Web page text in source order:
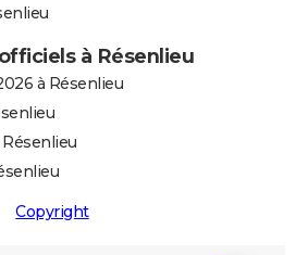
à Résenlieu
à Résenlieu
Copyright